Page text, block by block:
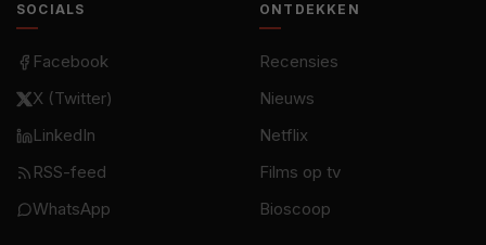
SOCIALS
Facebook
X (Twitter)
LinkedIn
RSS-feed
WhatsApp
ONTDEKKEN
Recensies
Nieuws
Netflix
Films op tv
Bioscoop